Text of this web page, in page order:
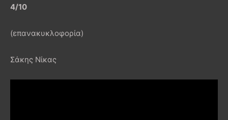
4/10
(επανακυκλοφορία)
Σάκης Νίκας